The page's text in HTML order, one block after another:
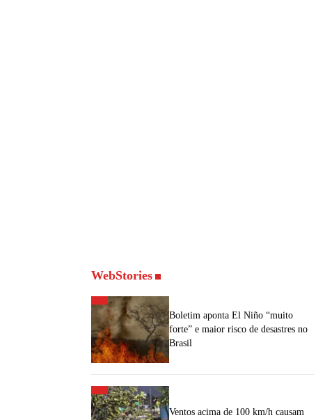
WebStories
Boletim aponta El Niño “muito
forte” e maior risco de desastres no
Brasil
Ventos acima de 100 km/h causam